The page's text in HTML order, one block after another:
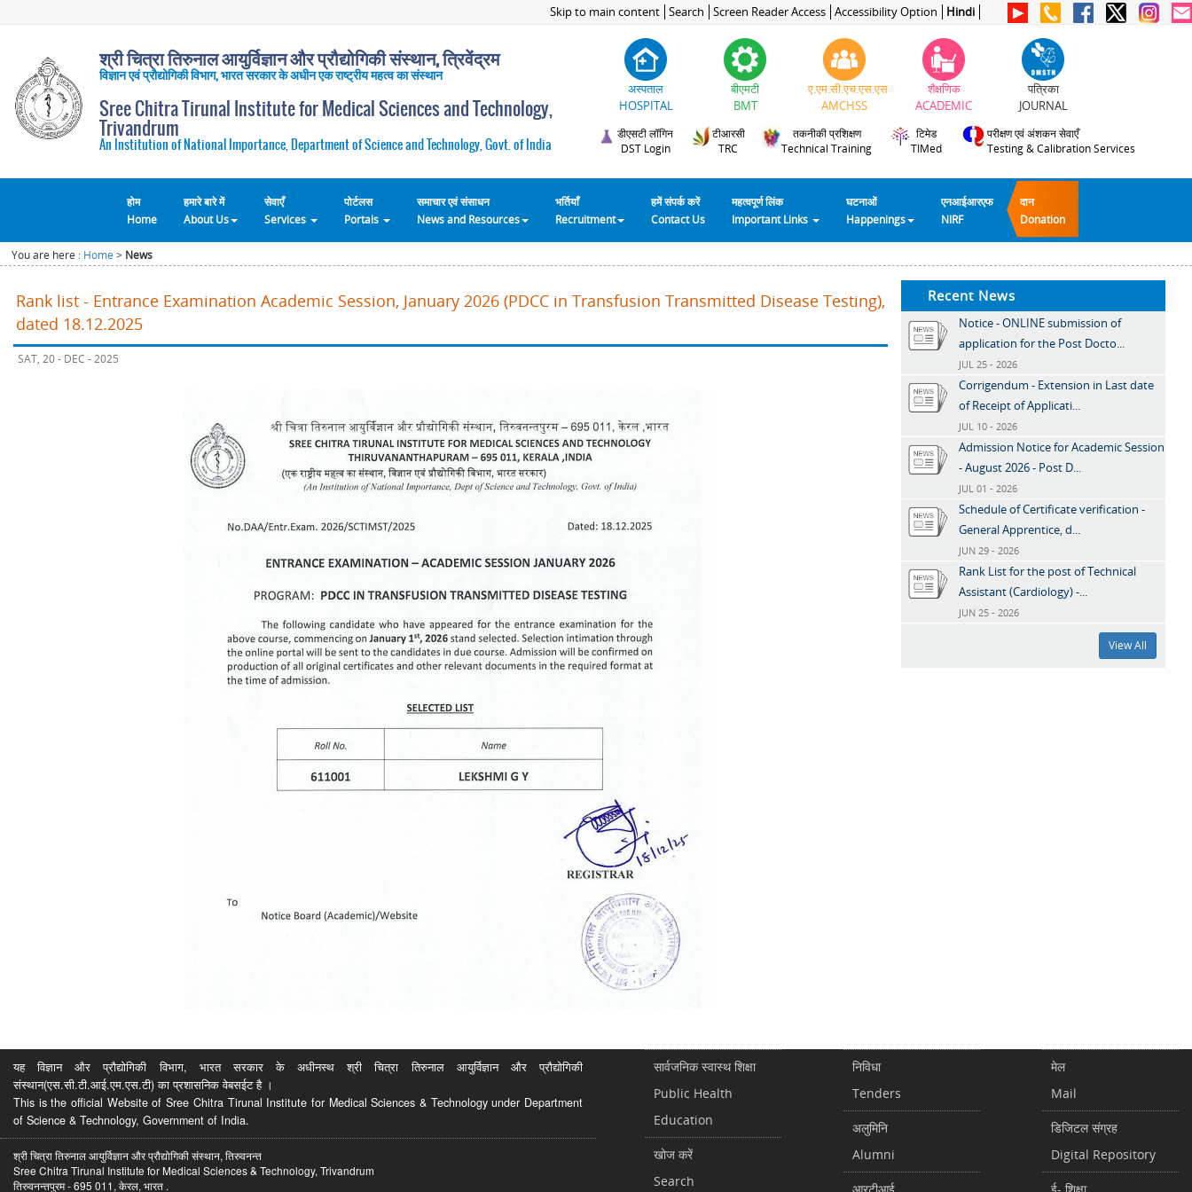
Skip to main content Search Screen Reader Access Accessibility Option Hindi
श्री चित्रा तिरुनाल आयुर्विज्ञान और प्रौद्योगिकी संस्थान, त्रिवेंद्रम
विज्ञान एवं प्रौद्योगिकी विभाग, भारत सरकार के अधीन एक राष्ट्रीय महत्व का संस्थान
Sree Chitra Tirunal Institute for Medical Sciences and Technology,
Trivandrum
An Institution of National Importance, Department of Science and Technology, Govt. of India
अस्पताल
HOSPITAL
बीएमटी
BMT
ए.एम.सी.एच.एस.एस
AMCHSS
शैक्षणिक
ACADEMIC
पत्रिका
JOURNAL
डीएसटी लॉगिन
DST Login
टीआरसी
TRC
तकनीकी प्रशिक्षण
Technical Training
टिमेड
TIMed
परीक्षण एवं अंशकन सेवाएँ
Testing & Calibration Services
होम
Home
हमारे बारे में
About Us
सेवाएँ
Services
पोर्टलस
Portals
समाचार एवं संसाधन
News and Resources
भर्तियाँ
Recruitment
हमें संपर्क करें
Contact Us
महत्वपूर्ण लिंक
Important Links
घटनाओं
Happenings
एनआईआरएफ
NIRF
दान
Donation
You are here : Home > News
Rank list - Entrance Examination Academic Session, January 2026 (PDCC in Transfusion Transmitted Disease Testing),
dated 18.12.2025
SAT, 20 - DEC - 2025
Recent News
Notice - ONLINE submission of
application for the Post Docto...
JUL 25 - 2026
Corrigendum - Extension in Last date
of Receipt of Applicati...
JUL 10 - 2026
Admission Notice for Academic Session
- August 2026 - Post D...
JUL 01 - 2026
Schedule of Certificate verification -
General Apprentice, d...
JUN 29 - 2026
Rank List for the post of Technical
Assistant (Cardiology) -...
JUN 25 - 2026
View All
यह विज्ञान और प्रौद्योगिकी विभाग, भारत सरकार के अधीनस्थ श्री चित्रा तिरुनाल आयुर्विज्ञान और प्रौद्योगिकी
संस्थान(एस.सी.टी.आई.एम.एस.टी) का प्रशासनिक वेबसईट है ।
This is the official Website of Sree Chitra Tirunal Institute for Medical Sciences & Technology under Department
of Science & Technology, Government of India.
श्री चित्रा तिरुनाल आयुर्विज्ञान और प्रौद्योगिकी संस्थान, तिरुवनन्त
Sree Chitra Tirunal Institute for Medical Sciences & Technology, Trivandrum
तिरुवनन्तपुरम - 695 011, केरल, भारत .
सार्वजनिक स्वास्थ शिक्षा
Public Health
Education
खोज करें
Search
निविधा
Tenders
अलुमिनि
Alumni
मेल
Mail
डिजिटल संग्रह
Digital Repository